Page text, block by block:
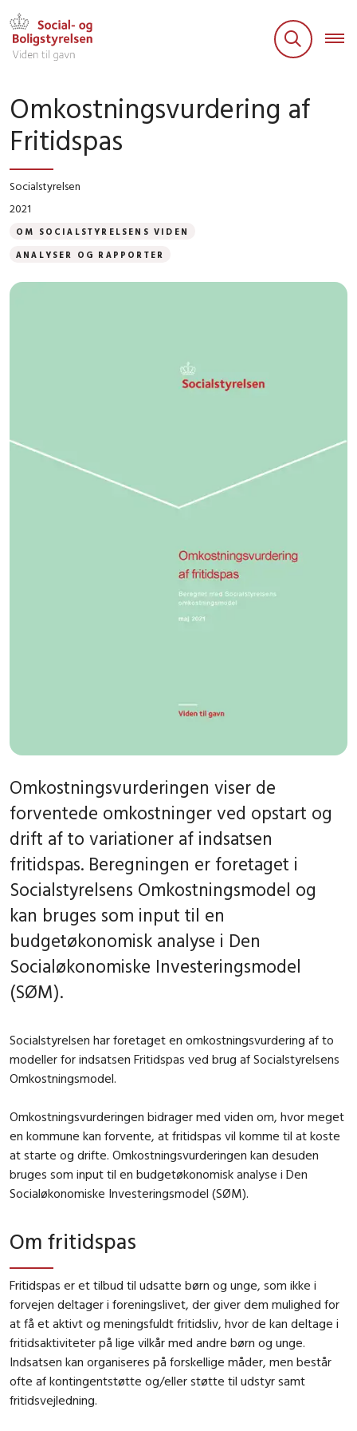
Omkostningsvurdering af
Fritidspas
Socialstyrelsen
2021
OM SOCIALSTYRELSENS VIDEN
ANALYSER OG RAPPORTER
Omkostningsvurderingen viser de
forventede omkostninger ved opstart og
drift af to variationer af indsatsen
fritidspas. Beregningen er foretaget i
Socialstyrelsens Omkostningsmodel og
kan bruges som input til en
budgetøkonomisk analyse i Den
Socialøkonomiske Investeringsmodel
(SØM).
Socialstyrelsen har foretaget en omkostningsvurdering af to
modeller for indsatsen Fritidspas ved brug af Socialstyrelsens
Omkostningsmodel.
Omkostningsvurderingen bidrager med viden om, hvor meget
en kommune kan forvente, at fritidspas vil komme til at koste
at starte og drifte. Omkostningsvurderingen kan desuden
bruges som input til en budgetøkonomisk analyse i Den
Socialøkonomiske Investeringsmodel (SØM).
Om fritidspas
Fritidspas er et tilbud til udsatte børn og unge, som ikke i
forvejen deltager i foreningslivet, der giver dem mulighed for
at få et aktivt og meningsfuldt fritidsliv, hvor de kan deltage i
fritidsaktiviteter på lige vilkår med andre børn og unge.
Indsatsen kan organiseres på forskellige måder, men består
ofte af kontingentstøtte og/eller støtte til udstyr samt
fritidsvejledning.